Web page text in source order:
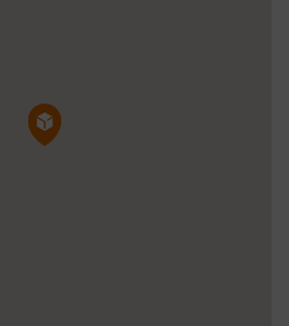
Pin de la carte